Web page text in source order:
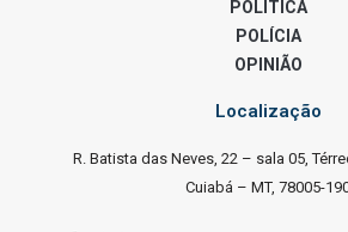
POLÍTICA
POLÍCIA
OPINIÃO
Localização
R. Batista das Neves, 22 – sala 05,
Cuiabá – MT, 78005-